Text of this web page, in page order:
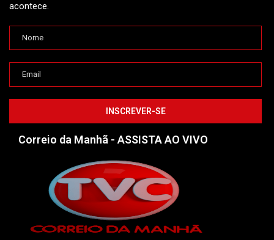
acontece.
Correio da Manhã - ASSISTA AO VIVO